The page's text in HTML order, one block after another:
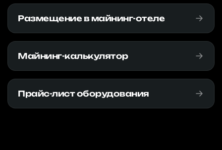
Размещение в майнинг-отеле
Майнинг-калькулятор
Прайс-лист оборудования